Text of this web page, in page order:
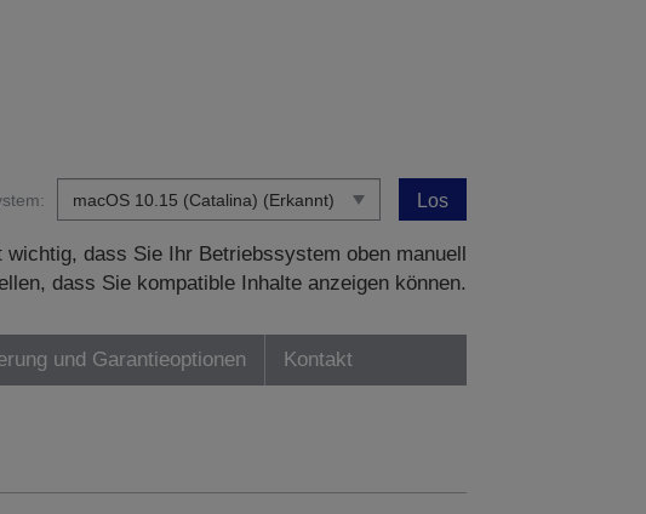
Los
dass Sie Ihr Betriebssystem oben manuell
dass Sie kompatible Inhalte anzeigen können.
und Garantieoptionen Kontakt